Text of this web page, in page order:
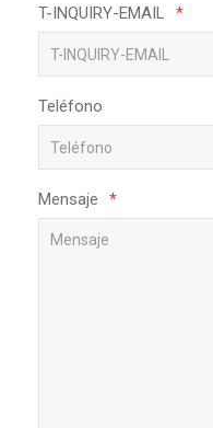
T-INQUIRY-EMAIL *
Teléfono
Mensaje *